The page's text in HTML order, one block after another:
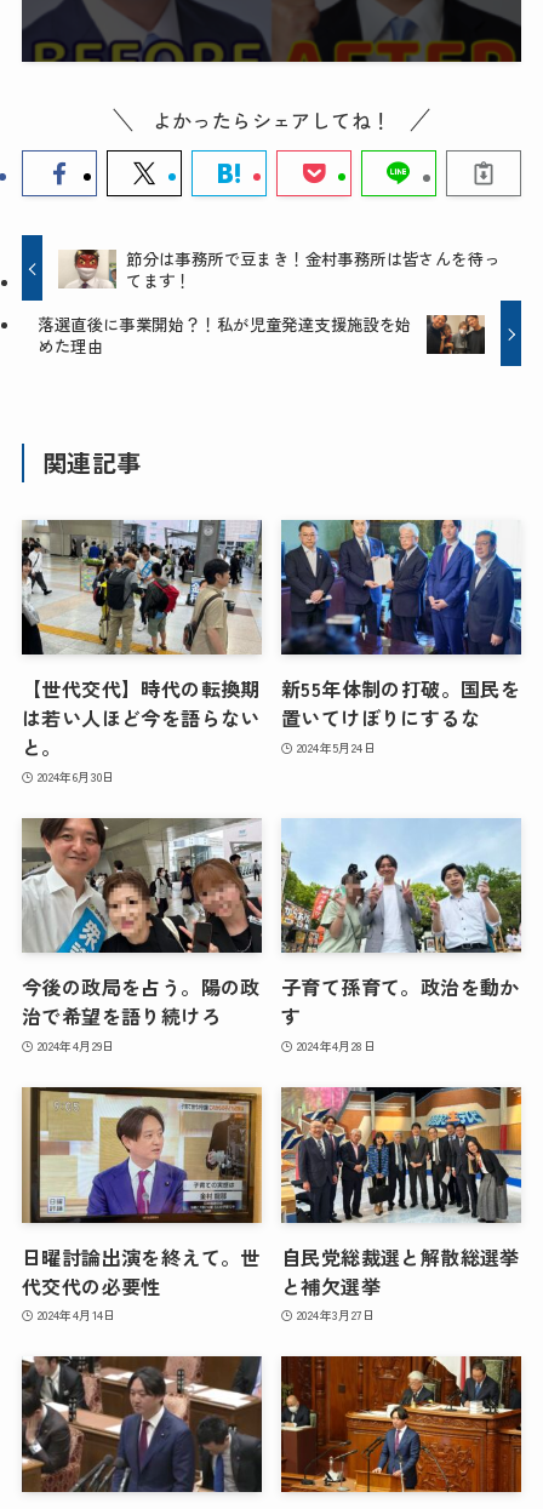
よかったらシェアしてね！
節分は事務所で豆まき！金村事務所は皆さんを待っ
てます！
落選直後に事業開始？！私が児童発達支援施設を始
めた理由
関連記事
【世代交代】時代の転換期
は若い人ほど今を語らない
と。
2024年6月30日
新55年体制の打破。国民を
置いてけぼりにするな
2024年5月24日
今後の政局を占う。陽の政
治で希望を語り続けろ
2024年4月29日
子育て孫育て。政治を動か
す
2024年4月28日
日曜討論出演を終えて。世
代交代の必要性
2024年4月14日
自民党総裁選と解散総選挙
と補欠選挙
2024年3月27日